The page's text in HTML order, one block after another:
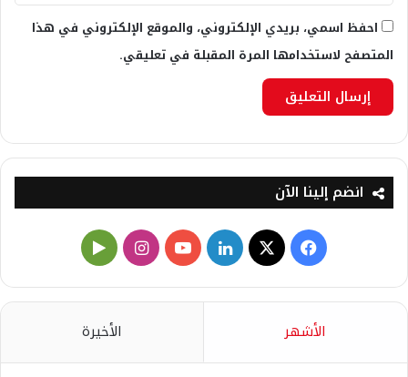
احفظ اسمي، بريدي الإلكتروني، والموقع الإلكتروني في هذا
المتصفح لاستخدامها المرة المقبلة في تعليقي.
انضم إلينا الآن
فيسبوك
X لينكدإنيوتيوبانستقرام‏Google
Play
الأشهر الأخيرة